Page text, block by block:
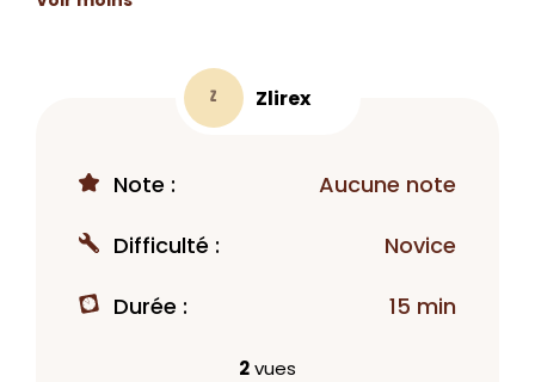
Z Zlirex
Note : Aucune note
Difficulté : Novice
Durée : 15 min
2vues